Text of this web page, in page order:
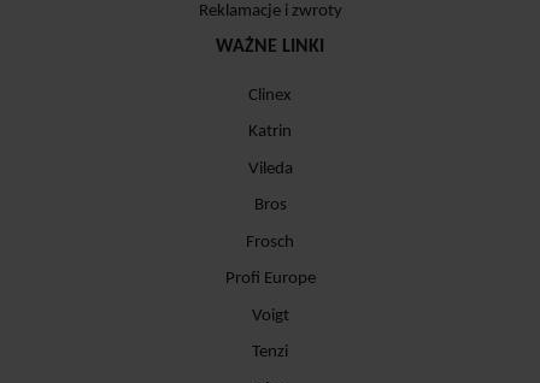
Reklamacje i zwroty
WAŻNE LINKI
Clinex
Katrin
Vileda
Bros
Frosch
Profi Europe
Voigt
Tenzi